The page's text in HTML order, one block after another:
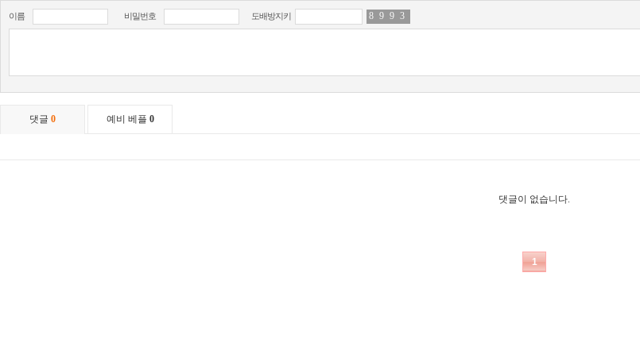
이름 비밀번호 도배방지키 8 9 9 3
댓글 0 예비 베플 0
댓글이 없습니다.
1